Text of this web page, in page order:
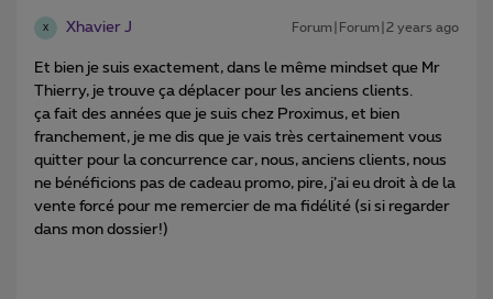
X Xhavier J Forum|Forum|2 years ago
Et bien je suis exactement, dans le même mindset que Mr
Thierry, je trouve ça déplacer pour les anciens clients.
ça fait des années que je suis chez Proximus, et bien
franchement, je me dis que je vais très certainement vous
quitter pour la concurrence car, nous, anciens clients, nous
ne bénéficions pas de cadeau promo, pire, j’ai eu droit à de la
vente forcé pour me remercier de ma fidélité (si si regarder
dans mon dossier!)